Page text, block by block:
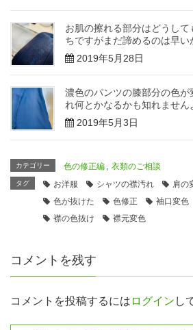
お肌の擦れる部分はどうし
ちですがまだ諦めるのは早い
2019年5月28日
濃色のパンツの膝部分の色
れ何とかなるかも知れません
2019年5月3日
カテゴリー 色の修正編 , 衣類のご相談
タグ お洋服 シャツの襟汚れ 肩の
色が抜けた
色修正 袖口変色
襟の色抜け
襟元変色
コメントを残す
コメントを投稿するには ログイン し